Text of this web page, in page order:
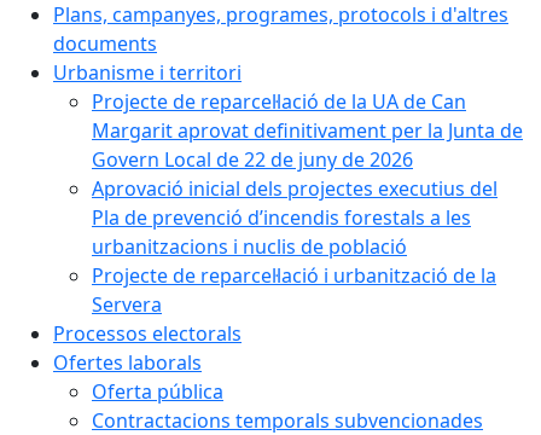
Plans, campanyes, programes, protocols i d'altres
documents
Urbanisme i territori
Projecte de reparcel·lació de la UA de Can
Margarit aprovat definitivament per la Junta de
Govern Local de 22 de juny de 2026
Aprovació inicial dels projectes executius del
Pla de prevenció d’incendis forestals a les
urbanitzacions i nuclis de població
Projecte de reparcel·lació i urbanització de la
Servera
Processos electorals
Ofertes laborals
Oferta pública
Contractacions temporals subvencionades